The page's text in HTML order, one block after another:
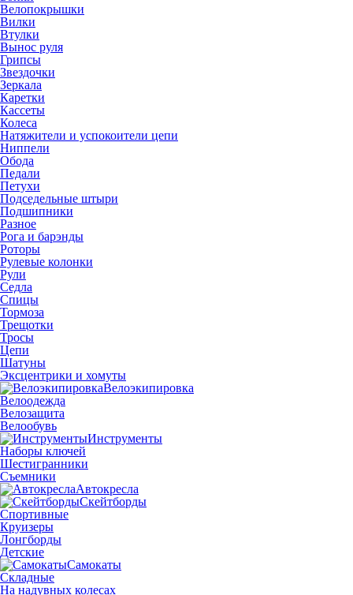
Велопокрышки
Вилки
Втулки
Вынос руля
Грипсы
Звездочки
Зеркала
Каретки
Кассеты
Колеса
Натяжители и успокоители цепи
Ниппели
Обода
Педали
Петухи
Подседельные штыри
Подшипники
Разное
Рога и барэнды
Роторы
Рулевые колонки
Рули
Седла
Спицы
Тормоза
Трещотки
Тросы
Цепи
Шатуны
Эксцентрики и хомуты
Велоэкипировка
Велоодежда
Велозащита
Велообувь
Инструменты
Наборы ключей
Шестигранники
Съемники
Автокресла
Скейтборды
Спортивные
Круизеры
Лонгборды
Детские
Самокаты
Складные
На надувных колесах